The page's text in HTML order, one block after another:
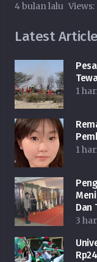
4 bulan lalu Views:
Latest
1
1
Dan
3